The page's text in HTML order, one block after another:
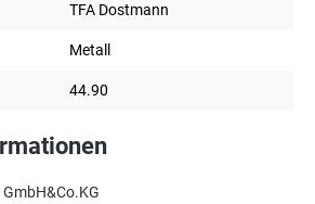
TFA Dostmann
Metall
44.90